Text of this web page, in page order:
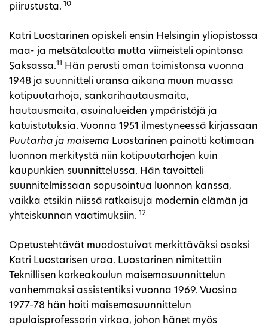
piirustusta. 10
Katri Luostarinen opiskeli ensin Helsingin yliopistossa
maa- ja metsätaloutta mutta viimeisteli opintonsa
Saksassa.11 Hän perusti oman toimistonsa vuonna
1948 ja suunnitteli uransa aikana muun muassa
kotipuutarhoja, sankarihautausmaita,
hautausmaita, asuinalueiden ympäristöjä ja
katuistutuksia. Vuonna 1951 ilmestyneessä kirjassaan
Puutarha ja maisema Luostarinen painotti kotimaan
luonnon merkitystä niin kotipuutarhojen kuin
kaupunkien suunnittelussa. Hän tavoitteli
suunnitelmissaan sopusointua luonnon kanssa,
vaikka etsikin niissä ratkaisuja modernin elämän ja
yhteiskunnan vaatimuksiin. 12
Opetustehtävät muodostuivat merkittäväksi osaksi
Katri Luostarisen uraa. Luostarinen nimitettiin
Teknillisen korkeakoulun maisemasuunnittelun
vanhemmaksi assistentiksi vuonna 1969. Vuosina
1977–78 hän hoiti maisemasuunnittelun
apulaisprofessorin virkaa, johon hänet myös